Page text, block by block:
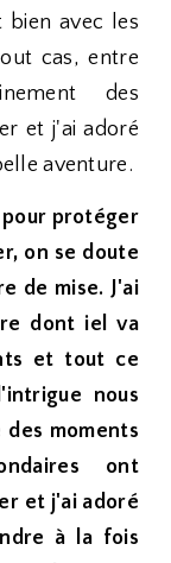
avec les
cas, entre
des
et j'ai adoré
aventure.
pour protéger
on se doute
de mise. J'ai
dont iel va
et tout ce
nous
moments
ont
et j'ai adoré
à la fois